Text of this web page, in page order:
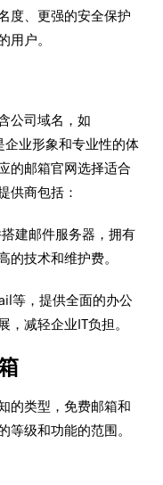
度、更强的安全保护
用户。
公司域名，如
业形象和专业性的体
的邮箱官网选择适合
供商包括：
建邮件服务器，拥有
的技术和维护费。
等，提供全面的办公
，减轻企业IT负担。
的类型，免费邮箱和
等级和功能的范围。